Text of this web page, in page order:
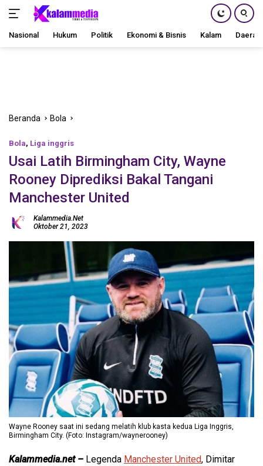
Nasional Hukum Politik Ekonomi & Bisnis Kalam Daerah
Beranda Bola
Bola, Liga inggris
Usai Latih Birmingham City, Wayne
Rooney Diprediksi Bakal Tangani
Manchester United
Kalammedia.net
Oktober 21, 2023
Wayne Rooney saat ini sedang melatih klub kasta kedua Liga Inggris,
Birmingham City. (Foto: Instagram/waynerooney)
Kalammedia.net – Legenda Manchester United, Dimitar